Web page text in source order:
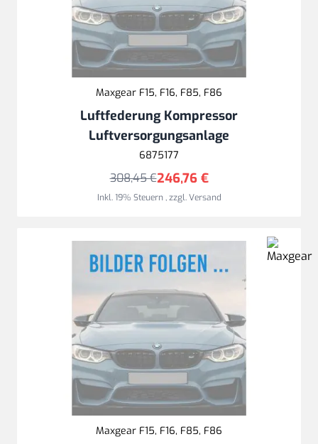
Maxgear F15, F16, F85, F86
Luftfederung Kompressor
Luftversorgungsanlage
6875177
246,76 €
308,45 €
Inkl. 19% Steuern,zzgl.Versand
Maxgear F15, F16, F85, F86